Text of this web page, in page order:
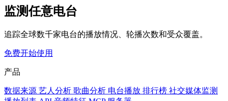
监测任意电台
追踪全球数千家电台的播放情况、轮播次数和受众覆盖。
免费开始使用
产品
数据来源 艺人分析 歌曲分析 电台播放 排行榜 社交媒体监测